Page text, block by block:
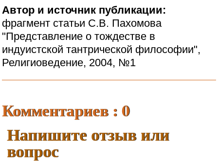
Автор и источник публикации:
фрагмент статьи С.В. Пахомова
"Представление о тождестве в
индуистской тантрической философии",
Религиоведение, 2004, №1
Комментариев : 0
Напишите отзыв или
вопрос